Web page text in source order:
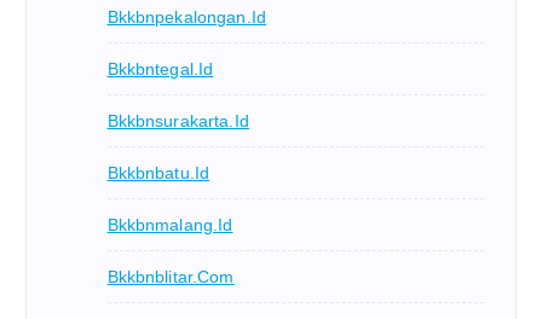
Bkkbnpekalongan.id
Bkkbntegal.id
Bkkbnsurakarta.id
Bkkbnbatu.id
Bkkbnmalang.id
Bkkbnblitar.com